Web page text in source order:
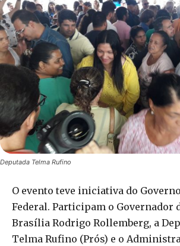
Deputada Telma Rufino
O evento teve iniciativa do
Federal. Participam o Governador
Brasília Rodrigo Rollemberg, a
Telma Rufino (Prós) e o